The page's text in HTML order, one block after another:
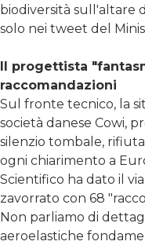
biodiversità sull'altare
solo nei tweet del
Il progettista
raccomandazioni
Sul fronte tecnico, la
società danese Cowi,
silenzio tombale,
ogni chiarimento a
Scientifico ha dato il
zavorrato con 68
Non parliamo di
aeroelastiche